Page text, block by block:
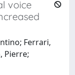
voice
Ferrari,
Pierre;